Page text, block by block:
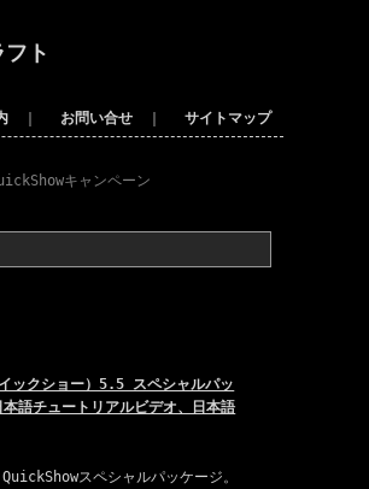
ト
お問い合せ サイトマップ
キャンペーン
ックショー）5.5 スペシャルパッ
語チュートリアルビデオ、日本語
スペシャルパッケージ。